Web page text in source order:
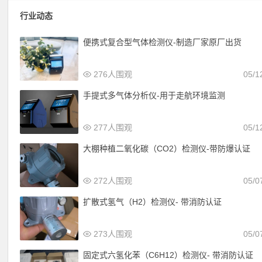
行业动态
便携式复合型气体检测仪-制造厂家原厂出货
05/
276人围观
手提式多气体分析仪-用于走航环境监测
05/
277人围观
大棚种植二氧化碳（CO2）检测仪-带防爆认证
05/
272人围观
扩散式氢气（H2）检测仪- 带消防认证
05/
273人围观
固定式六氢化苯（C6H12）检测仪- 带消防认证